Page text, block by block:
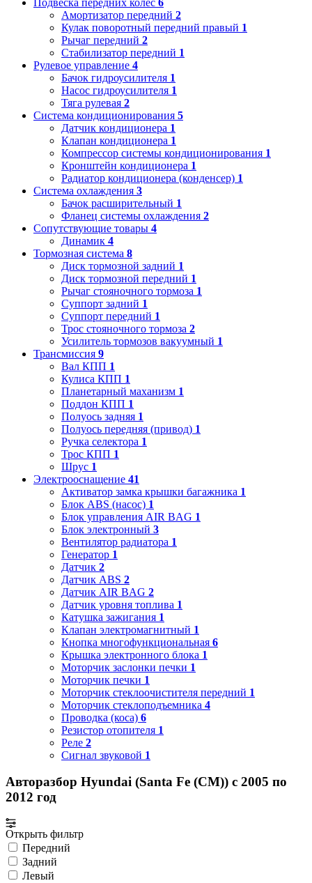
Амортизатор передний 2
Кулак поворотный передний правый 1
Рычаг передний 2
Стабилизатор передний 1
Рулевое управление 4
Бачок гидроусилителя 1
Насос гидроусилителя 1
Тяга рулевая 2
Система кондиционирования 5
Датчик кондиционера 1
Клапан кондиционера 1
Компрессор системы кондиционирования 1
Кронштейн кондиционера 1
Радиатор кондиционера (конденсер) 1
Система охлаждения 3
Бачок расширительный 1
Фланец системы охлаждения 2
Сопутствующие товары 4
Динамик 4
Тормозная система 8
Диск тормозной задний 1
Диск тормозной передний 1
Рычаг стояночного тормоза 1
Суппорт задний 1
Суппорт передний 1
Трос стояночного тормоза 2
Усилитель тормозов вакуумный 1
Трансмиссия 9
Вал КПП 1
Кулиса КПП 1
Планетарный маханизм 1
Поддон КПП 1
Полуось задняя 1
Полуось передняя (привод) 1
Ручка селектора 1
Трос КПП 1
Шрус 1
Электрооснащение 41
Активатор замка крышки багажника 1
Блок ABS (насос) 1
Блок управления AIR BAG 1
Блок электронный 3
Вентилятор радиатора 1
Генератор 1
Датчик 2
Датчик ABS 2
Датчик AIR BAG 2
Датчик уровня топлива 1
Катушка зажигания 1
Клапан электромагнитный 1
Кнопка многофункциональная 6
Крышка электронного блока 1
Моторчик заслонки печки 1
Моторчик печки 1
Моторчик стеклоочистителя передний 1
Моторчик стеклоподъемника 4
Проводка (коса) 6
Резистор отопителя 1
Реле 2
Сигнал звуковой 1
Авторазбор Hyundai (Santa Fe (CM)) с 2005 по
2012 год
Открыть фильтр
Передний
Задний
Левый